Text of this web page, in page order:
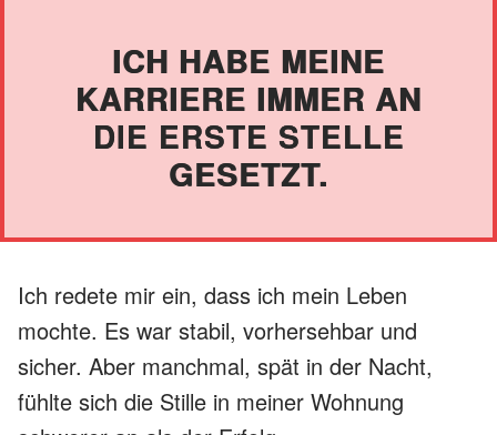
ICH HABE MEINE
KARRIERE IMMER AN
DIE ERSTE STELLE
GESETZT.
Ich redete mir ein, dass ich mein Leben
mochte. Es war stabil, vorhersehbar und
sicher. Aber manchmal, spät in der Nacht,
fühlte sich die Stille in meiner Wohnung